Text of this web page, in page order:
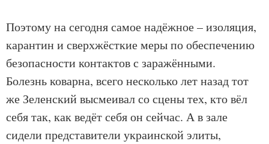
Поэтому на сегодня самое надёжное – изоляция,
карантин и сверхжёсткие меры по обеспечению
безопасности контактов с заражёнными.
Болезнь коварна, всего несколько лет назад тот
же Зеленский высмеивал со сцены тех, кто вёл
себя так, как ведёт себя он сейчас. А в зале
сидели представители украинской элиты,